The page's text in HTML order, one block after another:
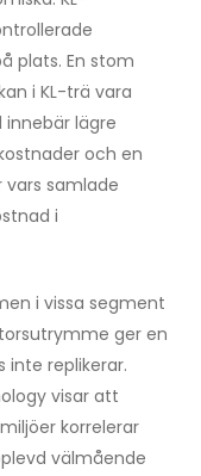
plats. En stom
i KL-trä vara
lägre
och en
samlade
i
i vissa segment
ger en
replikerar.
visar att
korrelerar
välmående